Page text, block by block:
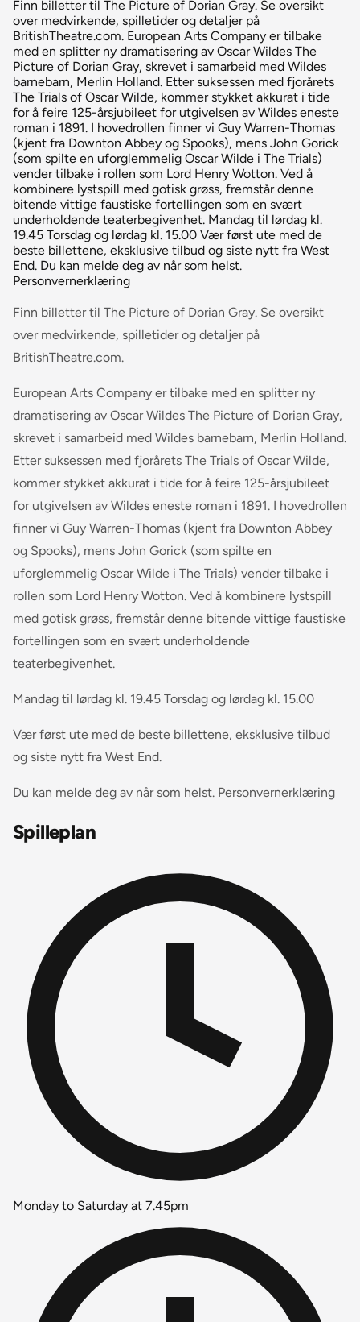
Finn billetter til The Picture of Dorian Gray. Se oversikt
over medvirkende, spilletider og detaljer på
BritishTheatre.com. European Arts Company er tilbake
med en splitter ny dramatisering av Oscar Wildes The
Picture of Dorian Gray, skrevet i samarbeid med Wildes
barnebarn, Merlin Holland. Etter suksessen med fjorårets
The Trials of Oscar Wilde, kommer stykket akkurat i tide
for å feire 125-årsjubileet for utgivelsen av Wildes eneste
roman i 1891. I hovedrollen finner vi Guy Warren-Thomas
(kjent fra Downton Abbey og Spooks), mens John Gorick
(som spilte en uforglemmelig Oscar Wilde i The Trials)
vender tilbake i rollen som Lord Henry Wotton. Ved å
kombinere lystspill med gotisk grøss, fremstår denne
bitende vittige faustiske fortellingen som en svært
underholdende teaterbegivenhet. Mandag til lørdag kl.
19.45 Torsdag og lørdag kl. 15.00 Vær først ute med de
beste billettene, eksklusive tilbud og siste nytt fra West
End. Du kan melde deg av når som helst.
Personvernerklæring
Finn billetter til The Picture of Dorian Gray. Se oversikt
over medvirkende, spilletider og detaljer på
BritishTheatre.com.
European Arts Company er tilbake med en splitter ny
dramatisering av Oscar Wildes The Picture of Dorian Gray,
skrevet i samarbeid med Wildes barnebarn, Merlin Holland.
Etter suksessen med fjorårets The Trials of Oscar Wilde,
kommer stykket akkurat i tide for å feire 125-årsjubileet
for utgivelsen av Wildes eneste roman i 1891. I hovedrollen
finner vi Guy Warren-Thomas (kjent fra Downton Abbey
og Spooks), mens John Gorick (som spilte en
uforglemmelig Oscar Wilde i The Trials) vender tilbake i
rollen som Lord Henry Wotton. Ved å kombinere lystspill
med gotisk grøss, fremstår denne bitende vittige faustiske
fortellingen som en svært underholdende
teaterbegivenhet.
Mandag til lørdag kl. 19.45 Torsdag og lørdag kl. 15.00
Vær først ute med de beste billettene, eksklusive tilbud
og siste nytt fra West End.
Du kan melde deg av når som helst. Personvernerklæring
Spilleplan
Monday to Saturday at 7.45pm